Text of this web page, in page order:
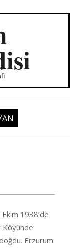
1938’de
Köyünde
Erzurum